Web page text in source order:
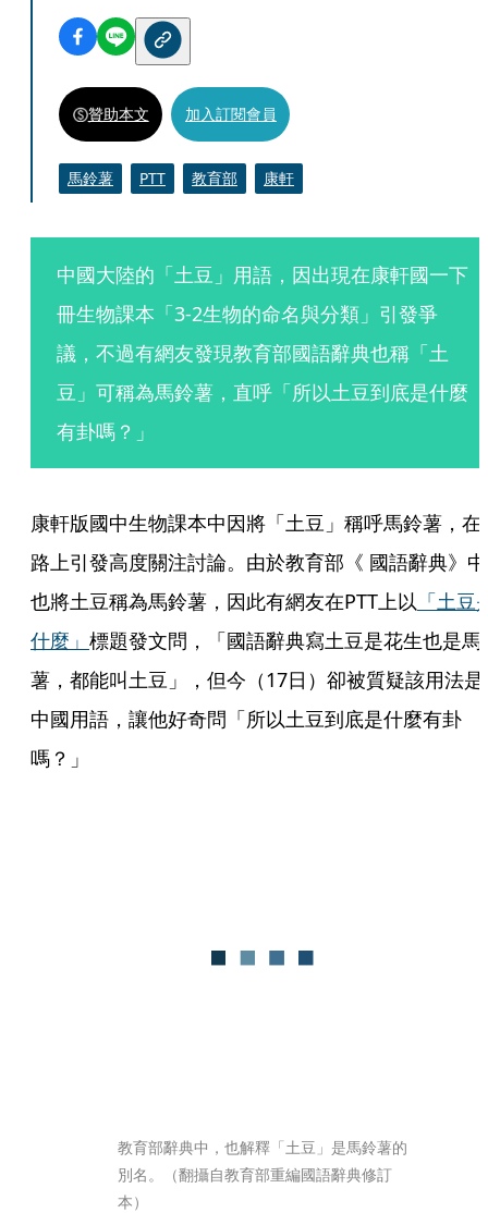
贊助本文 加入訂閱會員
馬鈴薯 PTT 教育部 康軒
中國大陸的「土豆」用語，因出現在康軒國一下
冊生物課本「3-2生物的命名與分類」引發爭
議，不過有網友發現教育部國語辭典也稱「土
豆」可稱為馬鈴薯，直呼「所以土豆到底是什麼
有卦嗎？」
康軒版國中生物課本中因將「土豆」稱呼馬鈴薯，在
路上引發高度關注討論。由於教育部《 國語辭典》中
也將土豆稱為馬鈴薯，因此有網友在PTT上以 「土豆
什麼」 標題發文問，「國語辭典寫土豆是花生也是馬
薯，都能叫土豆」，但今（17日）卻被質疑該用法是
中國用語，讓他好奇問「所以土豆到底是什麼有卦
嗎？」
教育部辭典中，也解釋「土豆」是馬鈴薯的
別名。（翻攝自教育部重編國語辭典修訂
本）